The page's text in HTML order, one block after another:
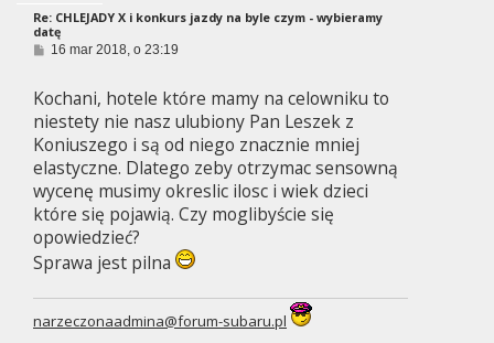
Re: CHLEJADY X i konkurs jazdy na byle czym - wybieramy
datę
P
t
16 mar 2018, o 23:19
Kochani, hotele które mamy na celowniku to
niestety nie nasz ulubiony Pan Leszek z
Koniuszego i są od niego znacznie mniej
elastyczne. Dlatego zeby otrzymac sensowną
wycenę musimy okreslic ilosc i wiek dzieci
które się pojawią. Czy moglibyście się
opowiedzieć?
Sprawa jest pilna
narzeczonaadmina@forum-subaru.pl